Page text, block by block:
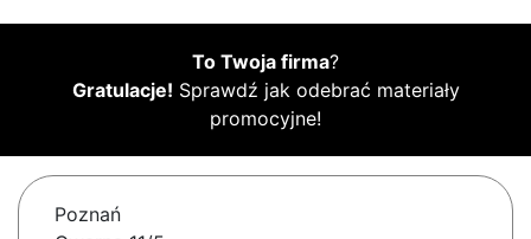
To Twoja firma?
Gratulacje! Sprawdź jak odebrać materiały
promocyjne!
Poznań